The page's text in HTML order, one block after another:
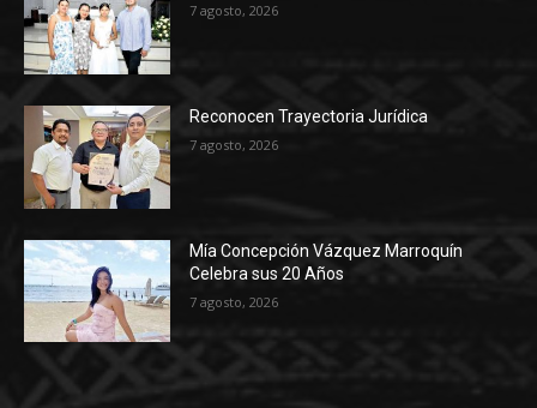
7 agosto, 2026
Reconocen Trayectoria Jurídica
7 agosto, 2026
Mía Concepción Vázquez Marroquín
Celebra sus 20 Años
7 agosto, 2026